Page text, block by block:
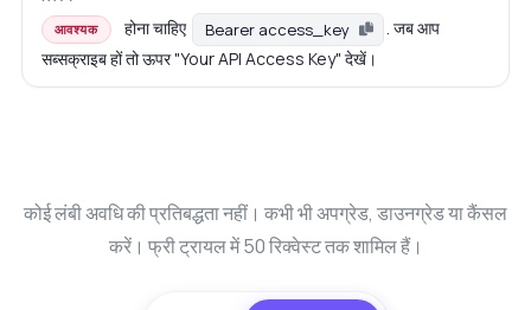
आवश्यक होना चाहिए Bearer access_key
. जब आप
सब्सक्राइब हों तो ऊपर "Your API Access Key" देखें।
कोई लंबी अवधि की प्रतिबद्धता नहीं। कभी भी अपग्रेड, डाउनग्रेड या कैंसल
करें। फ्री ट्रायल में 50 रिक्वेस्ट तक शामिल हैं।